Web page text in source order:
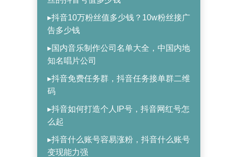
▸抖音10万粉丝值多少钱？10w粉丝接广
告多少钱
▸国内音乐制作公司名单大全，中国内地
知名唱片公司
▸抖音免费任务群，抖音任务接单群二维
码
▸抖音如何打造个人IP号，抖音网红号怎
么起
▸抖音什么账号容易涨粉，抖音什么账号
变现能力强